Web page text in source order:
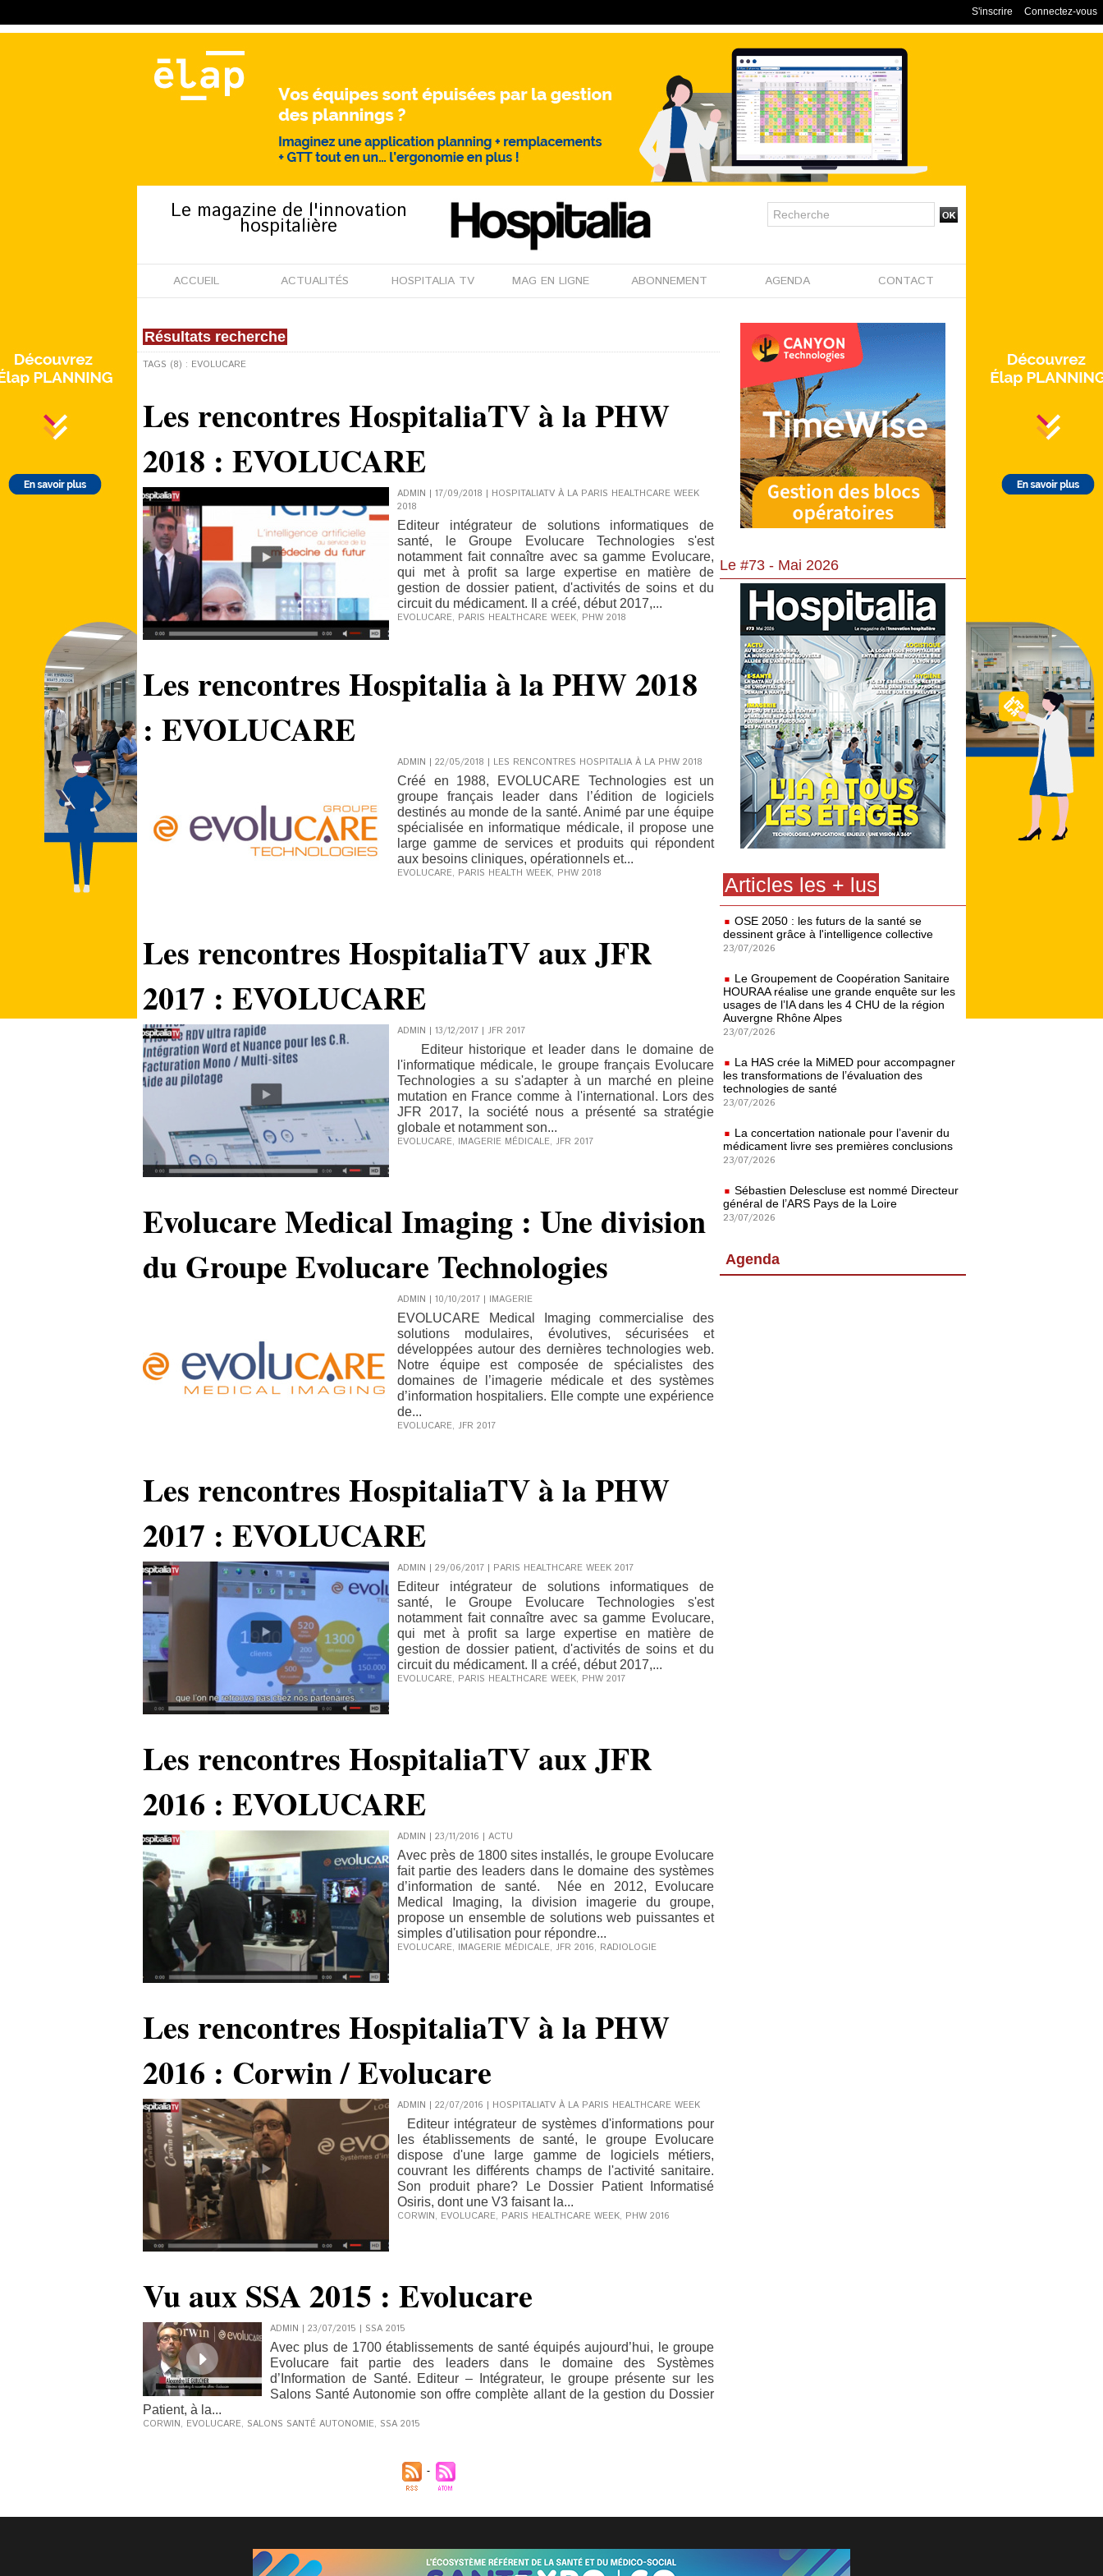
Connectez-vous
S'inscrire
Le magazine de l'innovation
hospitalière
ACCUEIL ACTUALITÉS HOSPITALIA TV MAG EN LIGNE ABONNEMENT AGENDA CONTACT
Résultats recherche
TAGS (8) : EVOLUCARE
Les rencontres HospitaliaTV à la PHW
2018 : EVOLUCARE
ADMIN | 17/09/2018 | HOSPITALIATV À LA PARIS HEALTHCARE WEEK
2018
Editeur intégrateur de solutions informatiques de
santé, le Groupe Evolucare Technologies s'est
notamment fait connaître avec sa gamme Evolucare,
qui met à profit sa large expertise en matière de
gestion de dossier patient, d'activités de soins et du
circuit du médicament. Il a créé, début 2017,...
EVOLUCARE, PARIS HEALTHCARE WEEK, PHW 2018
Les rencontres Hospitalia à la PHW 2018
: EVOLUCARE
ADMIN | 22/05/2018 | LES RENCONTRES HOSPITALIA À LA PHW 2018
Créé en 1988, EVOLUCARE Technologies est un
groupe français leader dans l’édition de logiciels
destinés au monde de la santé. Animé par une équipe
spécialisée en informatique médicale, il propose une
large gamme de services et produits qui répondent
aux besoins cliniques, opérationnels et...
EVOLUCARE, PARIS HEALTH WEEK, PHW 2018
Les rencontres HospitaliaTV aux JFR
2017 : EVOLUCARE
ADMIN | 13/12/2017 | JFR 2017
Editeur historique et leader dans le domaine de
l'informatique médicale, le groupe français Evolucare
Technologies a su s'adapter à un marché en pleine
mutation en France comme à l'international. Lors des
JFR 2017, la société nous a présenté sa stratégie
globale et notamment son...
EVOLUCARE, IMAGERIE MÉDICALE, JFR 2017
Evolucare Medical Imaging : Une division
du Groupe Evolucare Technologies
ADMIN | 10/10/2017 | IMAGERIE
EVOLUCARE Medical Imaging commercialise des
solutions modulaires, évolutives, sécurisées et
développées autour des dernières technologies web.
Notre équipe est composée de spécialistes des
domaines de l’imagerie médicale et des systèmes
d’information hospitaliers. Elle compte une expérience
de...
EVOLUCARE, JFR 2017
Les rencontres HospitaliaTV à la PHW
2017 : EVOLUCARE
ADMIN | 29/06/2017 | PARIS HEALTHCARE WEEK 2017
Editeur intégrateur de solutions informatiques de
santé, le Groupe Evolucare Technologies s'est
notamment fait connaître avec sa gamme Evolucare,
qui met à profit sa large expertise en matière de
gestion de dossier patient, d'activités de soins et du
circuit du médicament. Il a créé, début 2017,...
EVOLUCARE, PARIS HEALTHCARE WEEK, PHW 2017
Les rencontres HospitaliaTV aux JFR
2016 : EVOLUCARE
ADMIN | 23/11/2016 | ACTU
Avec près de 1800 sites installés, le groupe Evolucare
fait partie des leaders dans le domaine des systèmes
d’information de santé. Née en 2012, Evolucare
Medical Imaging, la division imagerie du groupe,
propose un ensemble de solutions web puissantes et
simples d'utilisation pour répondre...
EVOLUCARE, IMAGERIE MÉDICALE, JFR 2016, RADIOLOGIE
Les rencontres HospitaliaTV à la PHW
2016 : Corwin / Evolucare
ADMIN | 22/07/2016 | HOSPITALIATV À LA PARIS HEALTHCARE WEEK
Editeur intégrateur de systèmes d'informations pour
les établissements de santé, le groupe Evolucare
dispose d'une large gamme de logiciels métiers,
couvrant les différents champs de l'activité sanitaire.
Son produit phare? Le Dossier Patient Informatisé
Osiris, dont une V3 faisant la...
CORWIN, EVOLUCARE, PARIS HEALTHCARE WEEK, PHW 2016
Vu aux SSA 2015 : Evolucare
ADMIN | 23/07/2015 | SSA 2015
Avec plus de 1700 établissements de santé équipés aujourd’hui, le groupe
Evolucare fait partie des leaders dans le domaine des Systèmes
d’Information de Santé. Editeur – Intégrateur, le groupe présente sur les
Salons Santé Autonomie son offre complète allant de la gestion du Dossier
Patient, à la...
CORWIN, EVOLUCARE, SALONS SANTÉ AUTONOMIE, SSA 2015
Le #73 - Mai 2026
Articles les + lus
OSE 2050 : les futurs de la santé se
dessinent grâce à l'intelligence collective
23/07/2026
Le Groupement de Coopération Sanitaire
HOURAA réalise une grande enquête sur les
usages de l’IA dans les 4 CHU de la région
Auvergne Rhône Alpes
23/07/2026
La HAS crée la MiMED pour accompagner
les transformations de l’évaluation des
technologies de santé
23/07/2026
La concertation nationale pour l’avenir du
médicament livre ses premières conclusions
23/07/2026
Sébastien Delescluse est nommé Directeur
général de l’ARS Pays de la Loire
23/07/2026
Agenda